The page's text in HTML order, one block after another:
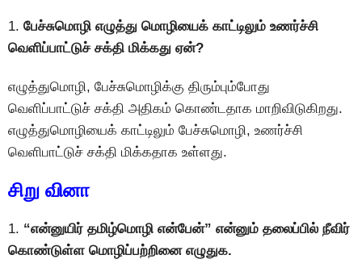
1. பேச்சுமொழி எழுத்து மொழியைக் காட்டிலும் உணர்ச்சி
வெளிப்பாட்டுச் சக்தி மிக்கது ஏன்?
எழுத்துமொழி, பேச்சுமொழிக்கு திரும்பும்போது
வெளிப்பாட்டுச் சக்தி அதிகம் கொண்டதாக மாறிவிடுகிறது.
எழுத்துமொழியைக் காட்டிலும் பேச்சுமொழி, உணர்ச்சி
வெளிபாட்டுச் சக்தி மிக்கதாக உள்ளது.
சிறு வினா
1. “என்னுயிர் தமிழ்மொழி என்பேன்” என்னும் தலைப்பில் நீவிர்
கொண்டுள்ள மொழிப்பற்றினை எழுதுக.